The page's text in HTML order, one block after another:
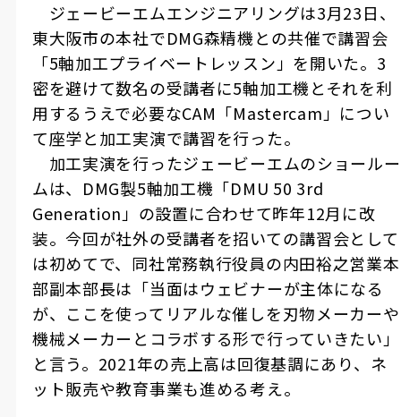
ジェービーエムエンジニアリングは3月23日、
東大阪市の本社でDMG森精機との共催で講習会
「5軸加工プライベートレッスン」を開いた。 3
密を避けて数名の受講者に5軸加工機とそれを利
用するうえで必要なCAM 「Mastercam」につい
て座学と加工実演で講習を行った。
加工実演を行ったジェービーエムのショールー
ムは、 DMG製5軸加工機「DMU 50 3rd
Generation」の設置に合わせて昨年12月に改
装。今回が社外の受講者を招いての講習会として
は初めてで、同社常務執行役員の内田裕之営業本
部副本部長は「当面はウェビナーが主体になる
が、ここを使ってリアルな催しを刃物メーカーや
機械メーカーとコラボする形で行っていきたい」
と言う。 2021年の売上高は回復基調にあり、ネ
ット販売や教育事業も進める考え。